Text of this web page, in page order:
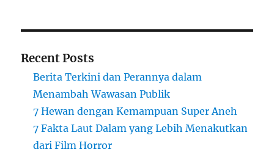
Recent Posts
Berita Terkini dan Perannya dalam
Menambah Wawasan Publik
7 Hewan dengan Kemampuan Super Aneh
7 Fakta Laut Dalam yang Lebih Menakutkan
dari Film Horror